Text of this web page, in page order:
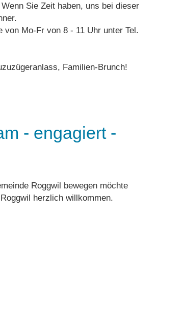
Sie Zeit haben, uns bei dieser
Mo-Fr von 8 - 11 Uhr unter Tel.
Familien-Brunch!
- engagiert -
Roggwil bewegen möchte
herzlich willkommen.